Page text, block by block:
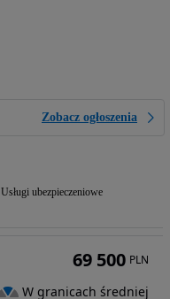
Zobacz ogłoszenia
Usługi ubezpieczeniowe
69 500 PLN
W granicach średniej